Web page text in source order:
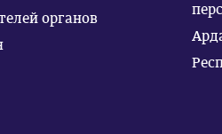
органов